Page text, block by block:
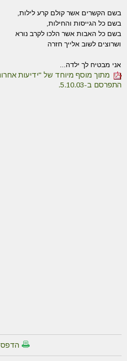
בשם הקשרים אשר קולם קרע לילות,
בשם כל הגייסות והחילות,
בשם כל האבות אשר הלכו לקרב נורא
ושרוצים לשוב אלייך חזרה
אני מבטיח לך ילדה...
התפרסם ב-5.10.03.
הדפס